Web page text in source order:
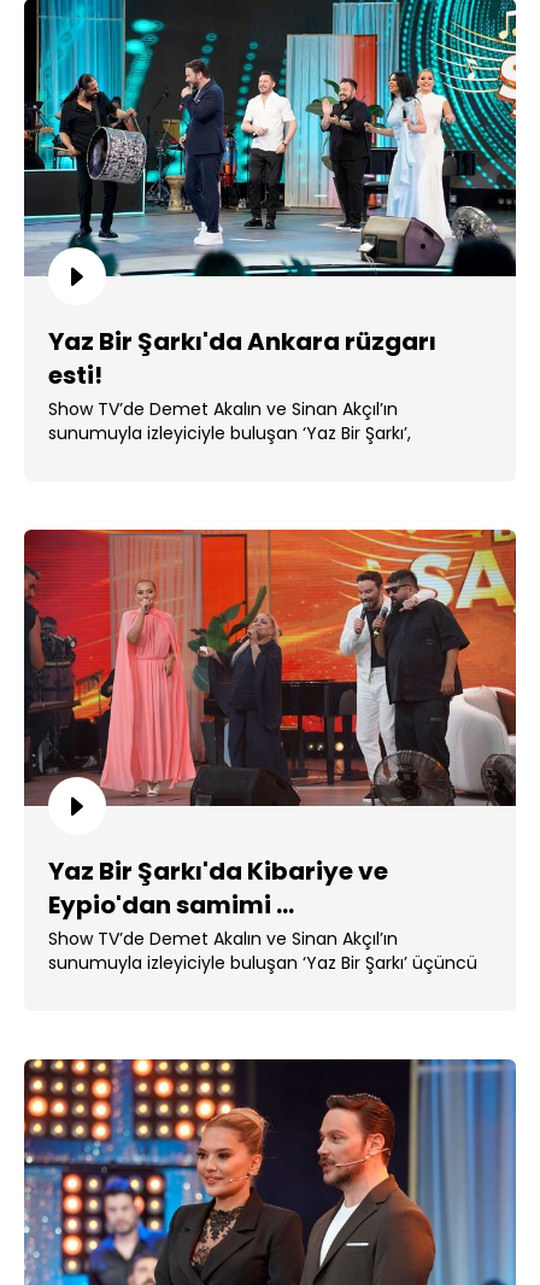
Yaz Bir Şarkı'da Ankara rüzgarı
esti!
Show TV’de Demet Akalın ve Sinan Akçıl’ın
sunumuyla izleyiciyle buluşan ‘Yaz Bir Şarkı’,
Yaz Bir Şarkı'da Kibariye ve
Eypio'dan samimi ...
Show TV’de Demet Akalın ve Sinan Akçıl’ın
sunumuyla izleyiciyle buluşan ‘Yaz Bir Şarkı’ üçüncü